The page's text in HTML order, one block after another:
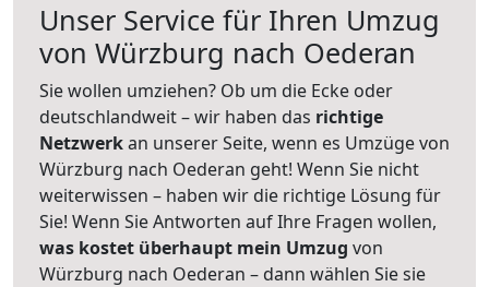
Unser Service für Ihren Umzug
von Würzburg nach Oederan
Sie wollen umziehen? Ob um die Ecke oder
deutschlandweit – wir haben das richtige
Netzwerkan unserer Seite, wenn es Umzüge von
Würzburg nach Oederan geht! Wenn Sie nicht
weiterwissen – haben wir die richtige Lösung für
Sie! Wenn Sie Antworten auf Ihre Fragen wollen,
was kostet überhaupt mein Umzug von
Würzburg nach Oederan – dann wählen Sie sie